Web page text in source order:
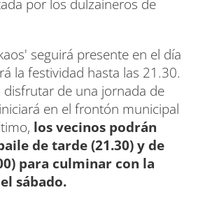
por los dulzaineros de
seguirá presente en el día
la festividad hasta las 21.30.
disfrutar de una jornada de
en el frontón municipal
los vecinos podrán
de tarde (21.30) y de
para culminar con la
sábado.